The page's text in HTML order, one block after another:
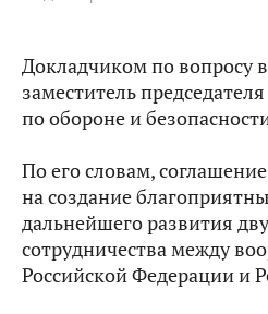
Докладчиком по вопросу
заместитель
по обороне и
По его словам,
на создание
дальнейшего развития
сотрудничества между
Российской Федерации и